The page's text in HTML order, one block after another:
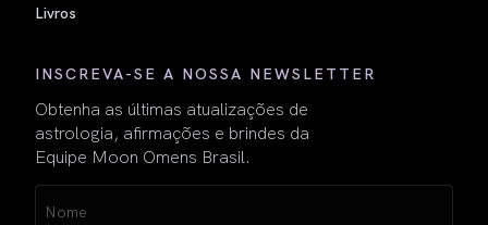
Livros
INSCREVA-SE A NOSSA NEWSLETTER
Obtenha as últimas atualizações de
astrologia, afirmações e brindes da
Equipe Moon Omens Brasil.